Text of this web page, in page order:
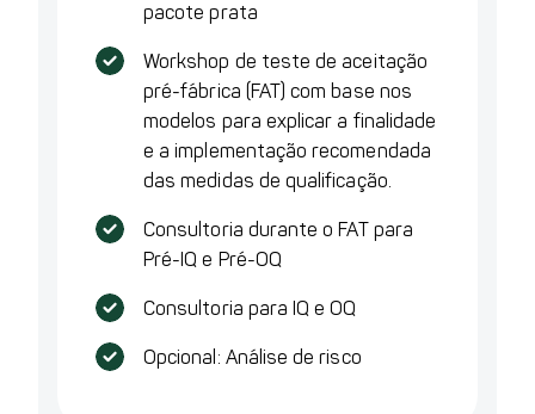
pacote prata
Workshop de teste de aceitação
pré-fábrica (FAT) com base nos
modelos para explicar a finalidade
e a implementação recomendada
das medidas de qualificação.
Consultoria durante o FAT para
Pré-IQ e Pré-OQ
Consultoria para IQ e OQ
Opcional: Análise de risco